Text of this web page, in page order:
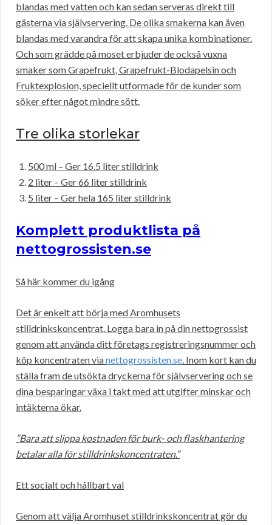
blandas med vatten och kan sedan serveras direkt till
gästerna via självservering. De olika smakerna kan även
blandas med varandra för att skapa unika kombinationer.
Och som grädde på moset erbjuder de också vuxna
smaker som Grapefrukt, Grapefrukt-Blodapelsin och
Fruktexplosion, speciellt utformade för de kunder som
söker efter något mindre sött.
Tre olika storlekar
500 ml – Ger 16.5 liter stilldrink
2 liter – Ger 66 liter stilldrink
5 liter – Ger hela 165 liter stilldrink
Komplett produktlista på
nettogrossisten.se
Så här kommer du igång
Det är enkelt att börja med Aromhusets
stilldrinkskoncentrat. Logga bara in på din nettogrossist
genom att använda ditt företags registreringsnummer och
köp koncentraten vianettogrossisten.se. Inom kort kan du
ställa fram de utsökta dryckerna för självservering och se
dina besparingar växa i takt med att utgifter minskar och
intäkterna ökar.
”Bara att slippa kostnaden för burk- och flaskhantering
betalar alla för stilldrinkskoncentraten.”
Ett socialt och hållbart val
Genom att välja Aromhuset stilldrinkskoncentrat gör du